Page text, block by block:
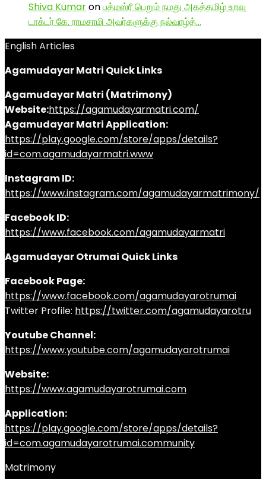
Shiva Kumaronபத்மஸ்ரீ பெறும் நமது அகத்தமிழ் உறவு
டாக்டர் கே. ராமசாமி அவர்களுக்கு நல்வாழ்த்…
English Articles
Agamudayar Matri Quick Links
Agamudayar Matri (Matrimony)
Website:https://agamudayarmatri.com/
Agamudayar Matri Application:
https://play.google.com/store/apps/details?
id=com.agamudayarmatri.www
Instagram ID:
https://www.instagram.com/agamudayarmatrimony/
Facebook ID:
https://www.facebook.com/agamudayarmatri
Agamudayar Otrumai Quick Links
Facebook Page:
https://www.facebook.com/agamudayarotrumai
Twitter Profile: https://twitter.com/agamudayarotru
Youtube Channel:
https://www.youtube.com/agamudayarotrumai
Website:
https://www.agamudayarotrumai.com
Application:
https://play.google.com/store/apps/details?
id=com.agamudayarotrumai.community
Matrimony